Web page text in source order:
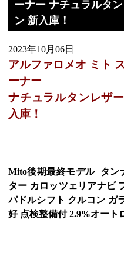
ーナー ナチュラルタ
ン 新入庫！
2023年10月06日
アルファロメオ ミト
ーナー
ナチュラルタンレザ
入庫！
Mito後期最終モデル タン
ター カロッツェリアナビ
パドルシフト クルコン ガ
好 点検整備付 2.9%オート